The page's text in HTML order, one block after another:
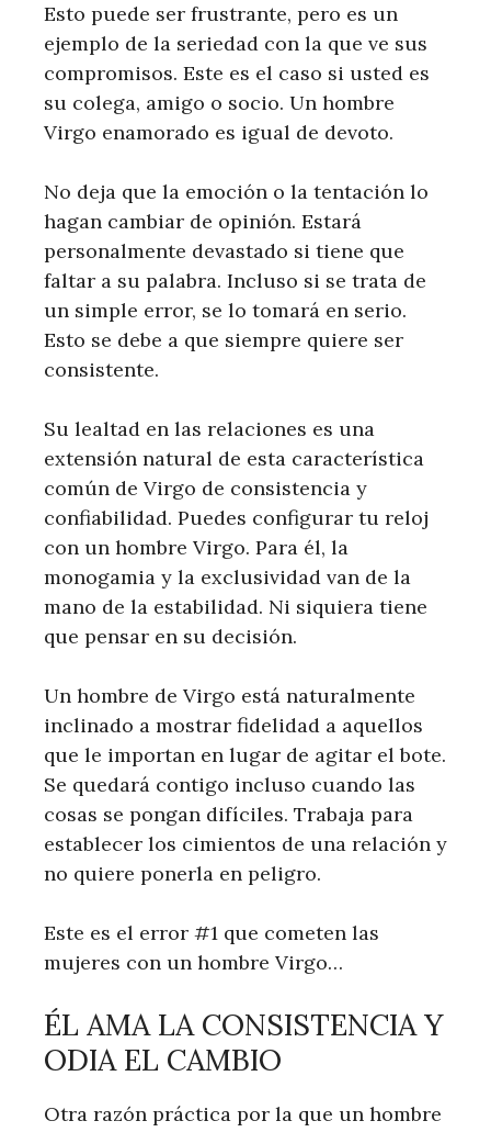
Esto puede ser frustrante, pero es un
ejemplo de la seriedad con la que ve sus
compromisos. Este es el caso si usted es
su colega, amigo o socio. Un hombre
Virgo enamorado es igual de devoto.
No deja que la emoción o la tentación lo
hagan cambiar de opinión. Estará
personalmente devastado si tiene que
faltar a su palabra. Incluso si se trata de
un simple error, se lo tomará en serio.
Esto se debe a que siempre quiere ser
consistente.
Su lealtad en las relaciones es una
extensión natural de esta característica
común de Virgo de consistencia y
confiabilidad. Puedes configurar tu reloj
con un hombre Virgo. Para él, la
monogamia y la exclusividad van de la
mano de la estabilidad. Ni siquiera tiene
que pensar en su decisión.
Un hombre de Virgo está naturalmente
inclinado a mostrar fidelidad a aquellos
que le importan en lugar de agitar el bote.
Se quedará contigo incluso cuando las
cosas se pongan difíciles. Trabaja para
establecer los cimientos de una relación y
no quiere ponerla en peligro.
Este es el error #1 que cometen las
mujeres con un hombre Virgo…
ÉL AMA LA CONSISTENCIA Y
ODIA EL CAMBIO
Otra razón práctica por la que un hombre